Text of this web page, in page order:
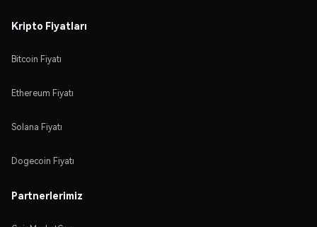
Kripto Fiyatları
Bitcoin Fiyatı
Ethereum Fiyatı
Solana Fiyatı
Dogecoin Fiyatı
Partnerlerimiz